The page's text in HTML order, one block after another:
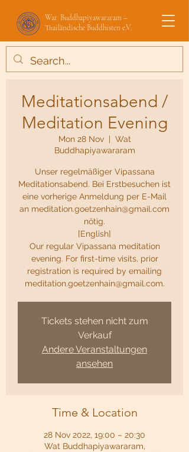
Wat Buddhapiyawararam –
Thailändische Buddhisten e.V.
Meditationsabend /
Meditation Evening
Mon 28 Nov
  |
Wat
Buddhapiyawararam
Unser regelmäßiger Vipassana
Meditationsabend. Bei Erstbesuchen ist
eine vorherige Anmeldung per E-Mail
an meditation.goetzenhain@gmail.com
nötig.
[English]
Our regular Vipassana meditation
evening. For first-time visits, prior
registration is required by emailing
meditation.goetzenhain@gmail.com.
Tickets stehen nicht zum
Verkauf
Andere Veranstaltungen
ansehen
Time & Location
28 Nov 2022, 19:00 – 20:30
Wat Buddhapiyawararam,